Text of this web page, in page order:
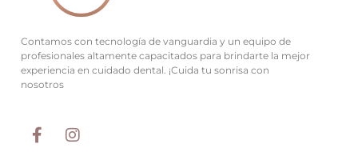
Contamos con tecnología de vanguardia y un equipo de
profesionales altamente capacitados para brindarte la mejor
experiencia en cuidado dental. ¡Cuida tu sonrisa con
nosotros